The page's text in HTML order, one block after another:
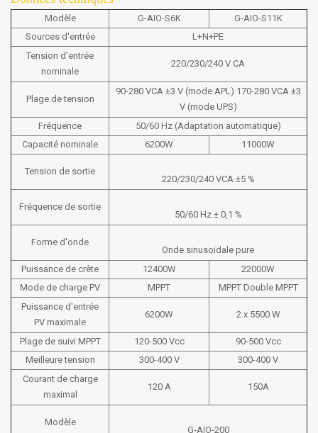
Modèle G-AIO-S6K
G-AIO-S11K
Sources d'entrée
L+N+PE
Tension d'entrée
nominale
220/230/240 V CA
Plage de tension
90-280 VCA ±3 V (mode APL) 170-280 VCA ±3
V (mode UPS)
Fréquence
50/60 Hz (Adaptation automatique)
Capacité nominale
6200W 11000W
Tension de sortie
220/230/240 VCA ±5 %
Fréquence de sortie
50/60 Hz ± 0,1 %
Forme d'onde
Onde sinusoïdale pure
Puissance de crête
12400W
22000W
Mode de charge PV
MPPT
MPPT Double MPPT
Puissance d'entrée
PV maximale
6200W 2 x 5500 W
Plage de suivi MPPT 120-500 Vcc
90-500 Vcc
Meilleure tension
300-400 V
300-400 V
Courant de charge
maximal
120 A 150A
Modèle
G-AIO-200